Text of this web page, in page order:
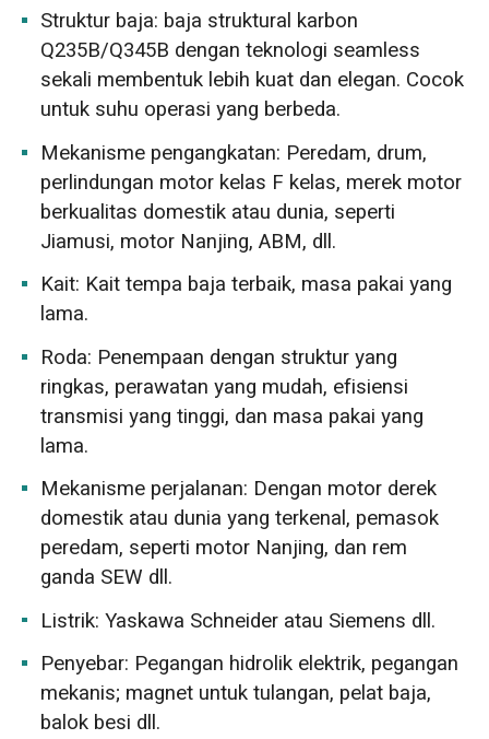
Struktur baja: baja struktural karbon
Q235B/Q345B dengan teknologi seamless
sekali membentuk lebih kuat dan elegan. Cocok
untuk suhu operasi yang berbeda.
Mekanisme pengangkatan: Peredam, drum,
perlindungan motor kelas F kelas, merek motor
berkualitas domestik atau dunia, seperti
Jiamusi, motor Nanjing, ABM, dll.
Kait: Kait tempa baja terbaik, masa pakai yang
lama.
Roda: Penempaan dengan struktur yang
ringkas, perawatan yang mudah, efisiensi
transmisi yang tinggi, dan masa pakai yang
lama.
Mekanisme perjalanan: Dengan motor derek
domestik atau dunia yang terkenal, pemasok
peredam, seperti motor Nanjing, dan rem
ganda SEW dll.
Listrik: Yaskawa Schneider atau Siemens dll.
Penyebar: Pegangan hidrolik elektrik, pegangan
mekanis; magnet untuk tulangan, pelat baja,
balok besi dll.